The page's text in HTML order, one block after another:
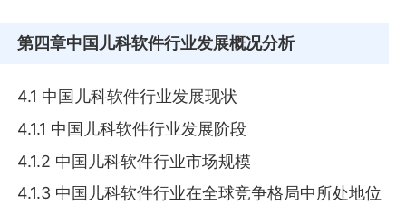
第四章中国儿科软件行业发展概况分析
4.1 中国儿科软件行业发展现状
4.1.1 中国儿科软件行业发展阶段
4.1.2 中国儿科软件行业市场规模
4.1.3 中国儿科软件行业在全球竞争格局中所处地位